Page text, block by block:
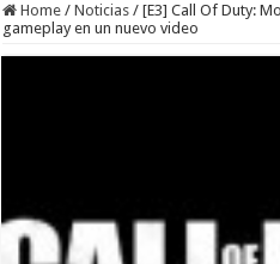
Home / Noticias / [E3] Call Of Duty:
gameplay en un nuevo video